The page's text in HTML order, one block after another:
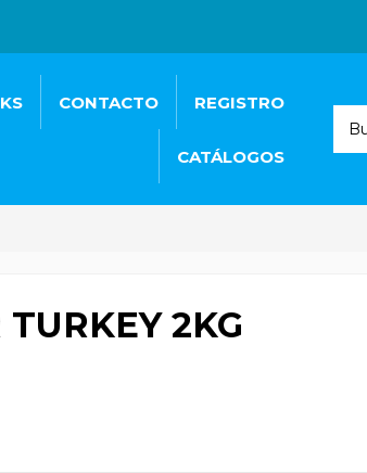
CONTACTO REGISTRO
CATÁLOGOS
2KG